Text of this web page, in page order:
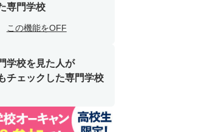
専門学校
この機能をOFF
学校を見た人が
チェックした専門学校